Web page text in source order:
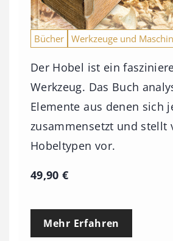
Bücher Werkzeuge und
Der Hobel ist ein
Werkzeug. Das Buch
Elemente aus denen sich
zusammensetzt und stellt
Hobeltypen vor.
49,90€
Mehr Erfahren